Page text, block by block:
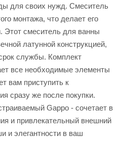
для своих нужд. Смеситель
монтажа, что делает его
Этот смеситель для ванны
латунной конструкцией,
срок службы. Комплект
все необходимые элементы
вам приступить к
сразу же после покупки.
Gappo - сочетает в
и привлекательный внешний
и элегантности в ваш